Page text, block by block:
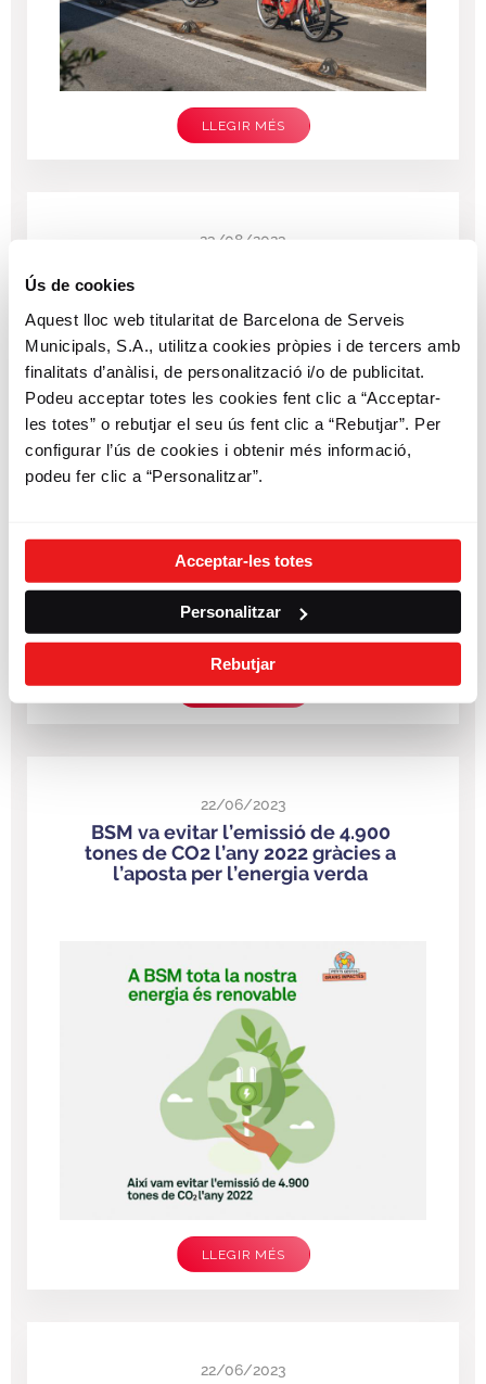
Ús de cookies
Aquest lloc web titularitat de Barcelona de Serveis
Municipals, S.A., utilitza cookies pròpies i de tercers amb
finalitats d’anàlisi, de personalització i/o de publicitat.
Podeu acceptar totes les cookies fent clic a “Acceptar-
les totes” o rebutjar el seu ús fent clic a “Rebutjar”. Per
configurar l’ús de cookies i obtenir més informació,
podeu fer clic a “Personalitzar”.
Acceptar-les totes
Personalitzar
Rebutjar
LLEGIR MÉS
23/08/2023
LLEGIR MÉS
22/06/2023
BSM va evitar l’emissió de 4.900
tones de CO2 l’any 2022 gràcies a
l’aposta per l’energia verda
LLEGIR MÉS
22/06/2023